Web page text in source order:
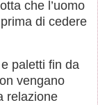
che l’uomo
di cedere
paletti fin da
vengano
relazione